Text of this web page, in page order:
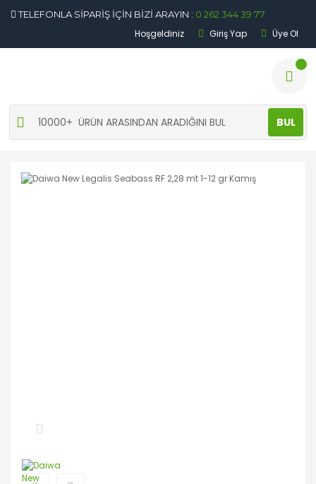
TELEFONLA SİPARİŞ İÇİN BİZİ ARAYIN : 0 262 344 39 77
Hoşgeldiniz Giriş Yap Üye Ol
BUL